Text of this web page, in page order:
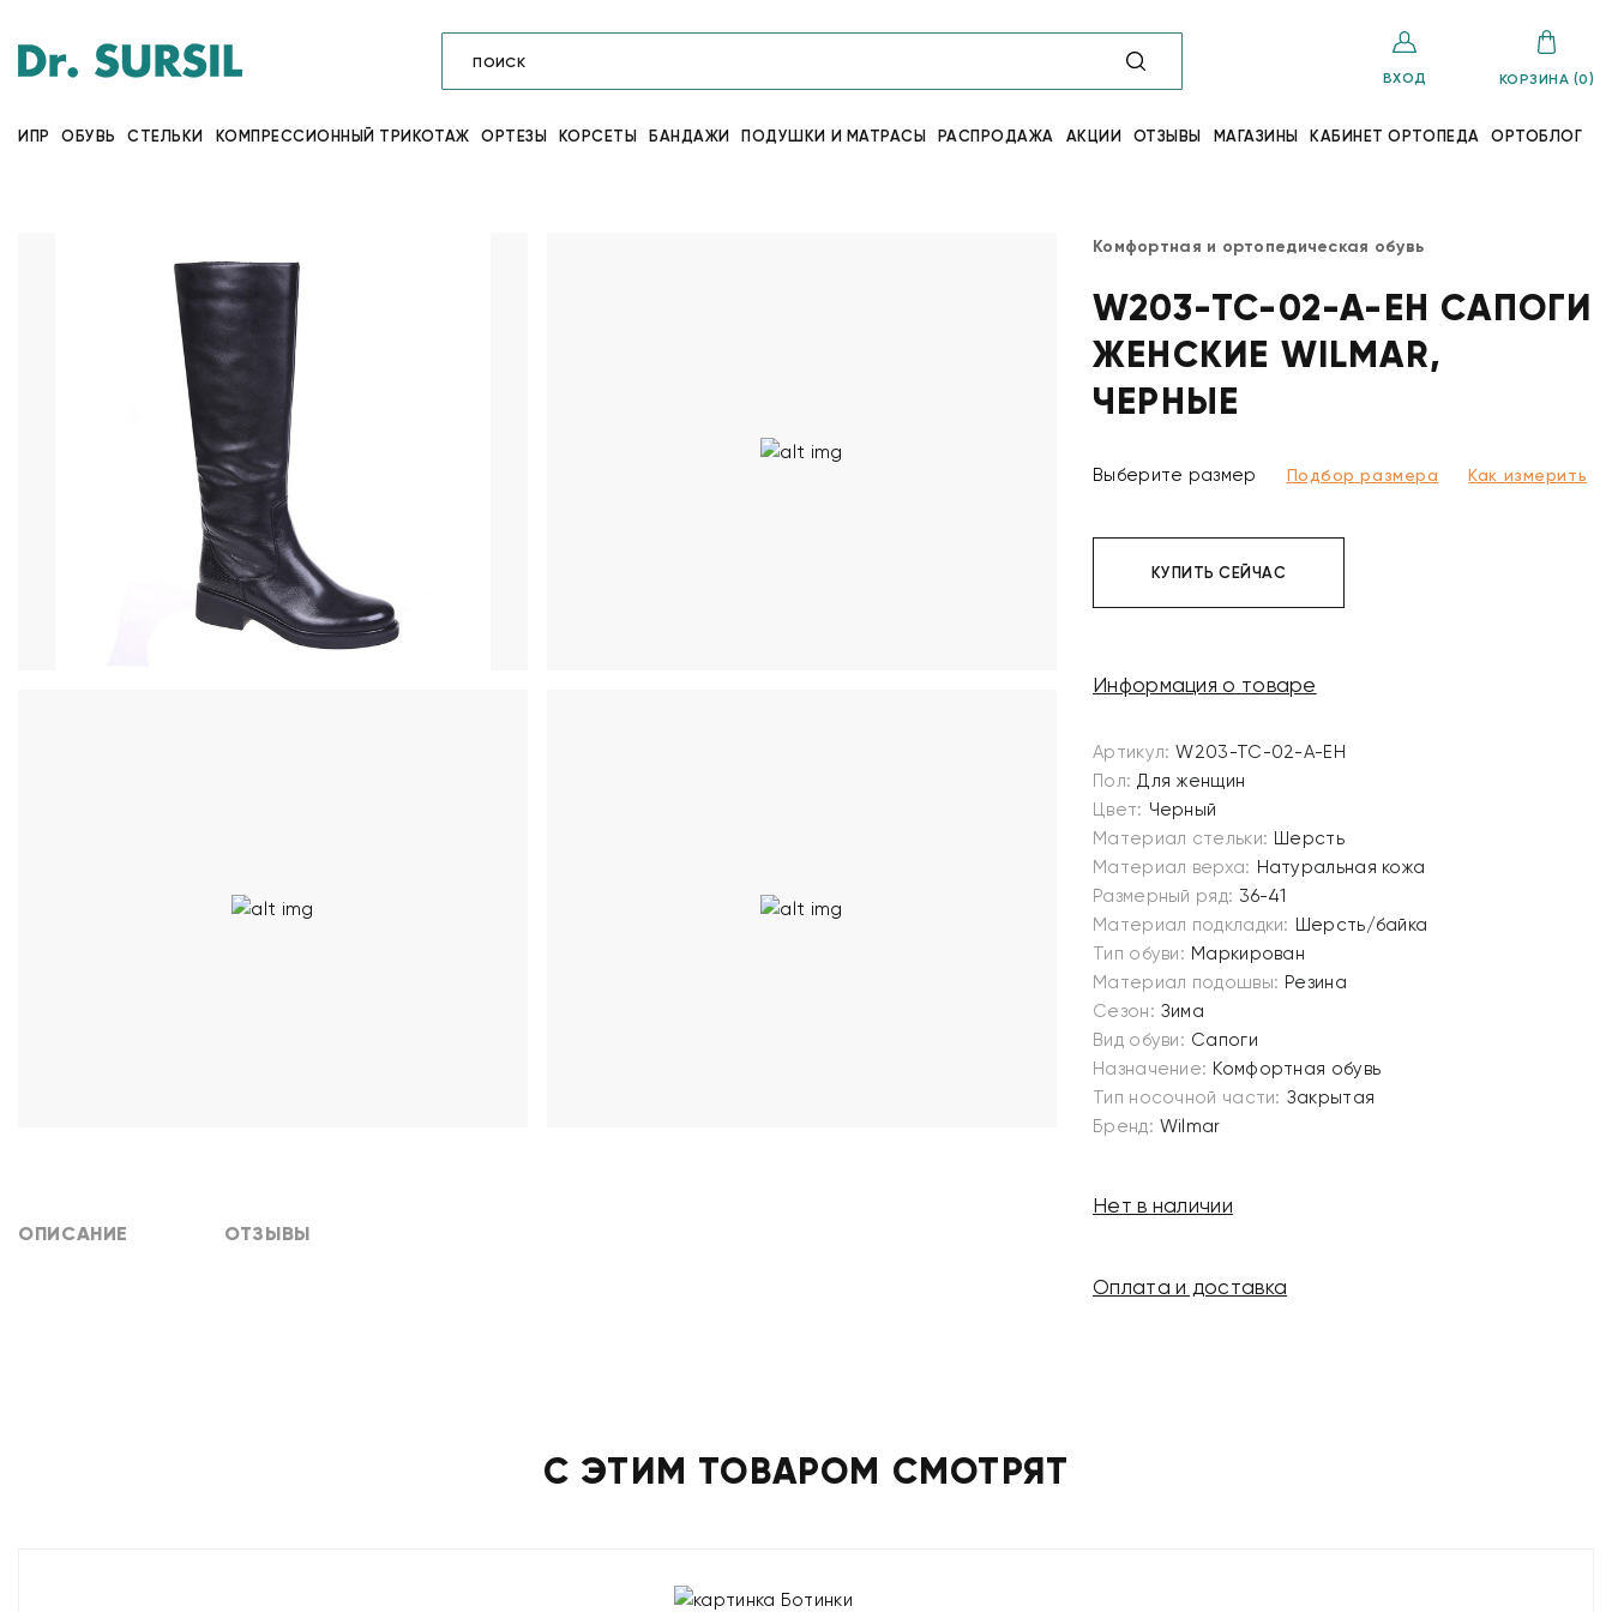
ВХОД КОРЗИНА (0)
ИПР ОБУВЬ СТЕЛЬКИ КОМПРЕССИОННЫЙ ТРИКОТАЖ ОРТЕЗЫ КОРСЕТЫ БАНДАЖИ ПОДУШКИ И МАТРАСЫ РАСПРОДАЖА АКЦИИ ОТЗЫВЫ МАГАЗИНЫ КАБИНЕТ ОРТОПЕДА ОРТОБЛОГ
ОПИСАНИЕ ОТЗЫВЫ
Комфортная и ортопедическая обувь
W203-TC-02-A-EH САПОГИ
ЖЕНСКИЕ WILMAR,
ЧЕРНЫЕ
Выберите размер Подбор размера Как измерить
КУПИТЬ СЕЙЧАС
Информация о товаре
Артикул: W203-TC-02-A-EH
Пол: Для женщин
Цвет: Черный
Материал стельки: Шерсть
Материал верха: Натуральная кожа
Размерный ряд: 36-41
Материал подкладки: Шерсть/байка
Тип обуви: Маркирован
Материал подошвы: Резина
Сезон: Зима
Вид обуви: Сапоги
Назначение: Комфортная обувь
Тип носочной части: Закрытая
Бренд: Wilmar
Нет в наличии
Оплата и доставка
С ЭТИМ ТОВАРОМ СМОТРЯТ